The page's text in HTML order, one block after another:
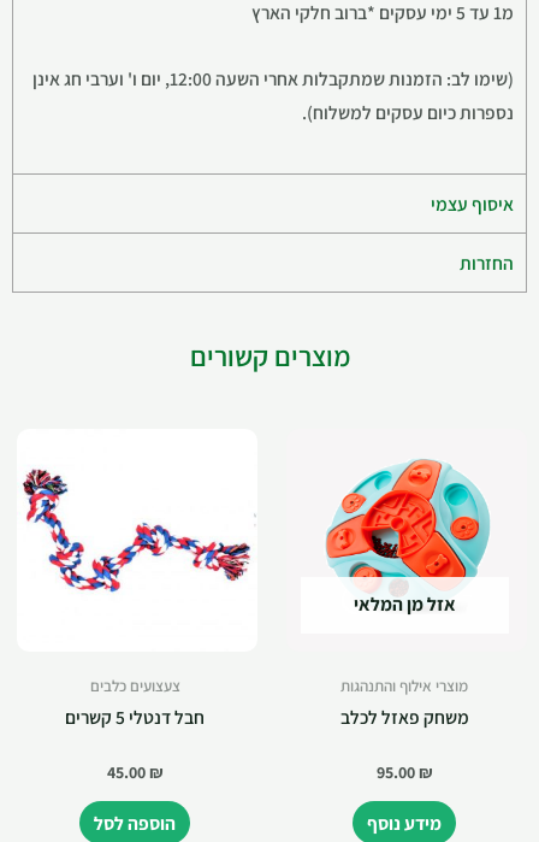
מ1 עד 5 ימי עסקים *ברוב חלקי הארץ
(שימו לב: הזמנות שמתקבלות אחרי השעה 12:00, יום ו' וערבי חג אינן
נספרות כיום עסקים למשלוח).
איסוף עצמי
החזרות
מוצרים קשורים
אזל מן המלאי
מוצרי אילוף והתנהגות
משחק פאזל לכלב
95.00₪
מידע נוסף
צעצועים כלבים
חבל דנטלי 5 קשרים
45.00₪
הוספה לסל